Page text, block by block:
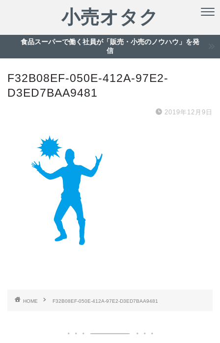
小売オタク
食品スーパーで働く社員が「販売・小売のノウハウ」を発
信
F32B08EF-050E-412A-97E2-
D3ED7BAA9481
2019年12月9日
HOME F32B08EF-050E-412A-97E2-D3ED7BAA9481